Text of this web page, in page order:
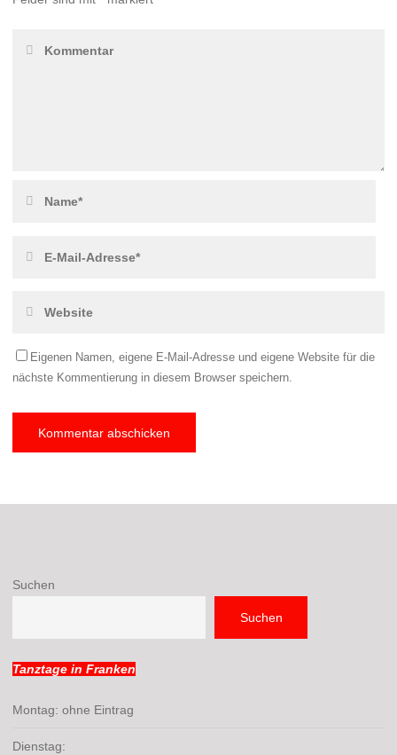
Eigenen Namen, eigene E-Mail-Adresse und eigene Website für die
nächste Kommentierung in diesem Browser speichern.
Suchen
Suchen
Tanztage in Franken
Montag: ohne Eintrag
Dienstag: